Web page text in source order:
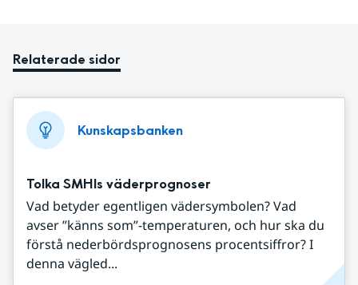
Relaterade sidor
Kunskapsbanken
Tolka SMHIs väderprognoser
Vad betyder egentligen vädersymbolen? Vad
avser ”känns som”-temperaturen, och hur ska du
förstå nederbördsprognosens procentsiffror? I
denna vägled...